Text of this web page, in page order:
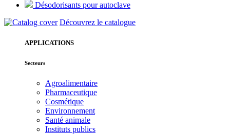
Désodorisants pour autoclave
Découvrez le catalogue
APPLICATIONS
Secteurs
Agroalimentaire
Pharmaceutique
Cosmétique
Environnement
Santé animale
Instituts publics